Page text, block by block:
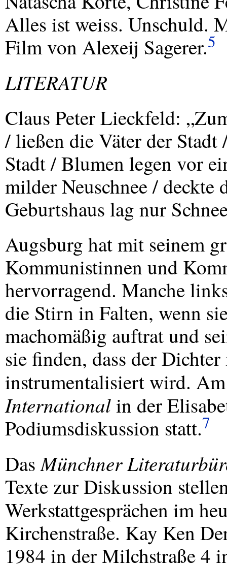
Alles ist weiss. Unschuld.
Film von Alexeij Sagerer.5
LITERATUR
Claus Peter Lieckfeld:
/ ließen die Väter der Stadt
Stadt / Blumen legen vor
milder Neuschnee /
Geburtshaus lag nur
Augsburg hat mit seinem
Kommunistinnen und
hervorragend. Manche
die Stirn in Falten, wenn
machomäßig auftrat und
sie finden, dass der
instrumentalisiert wird.
Internationalin der
Podiumsdiskussion statt.7
DasMünchner
Texte zur Diskussion
Werkstattgesprächen im
Kirchenstraße. Kay Ken
1984 in der Milchstraße 4